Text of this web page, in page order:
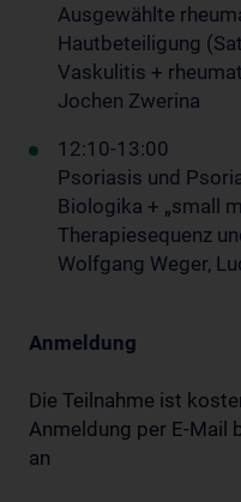
Ausgewählte
Hautbeteiligung
Vaskulitis +
Jochen Zwerina
12:10-13:00
Psoriasis und
Biologika + „small
Therapiesequenz
Wolfgang Weger,
Anmeldung
Die Teilnahme ist
Anmeldung per E-Mail
an